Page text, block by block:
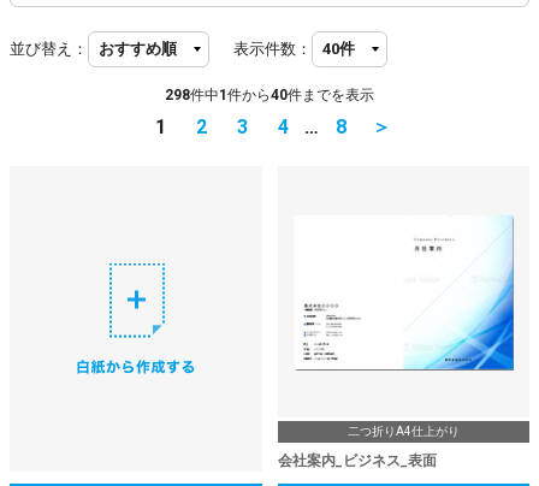
並び替え： 表示件数：
298件中1 件から40件までを表示
1 2 3 4 … 8 ＞
二つ折りA4仕上がり
会社案内_ビジネス_表面